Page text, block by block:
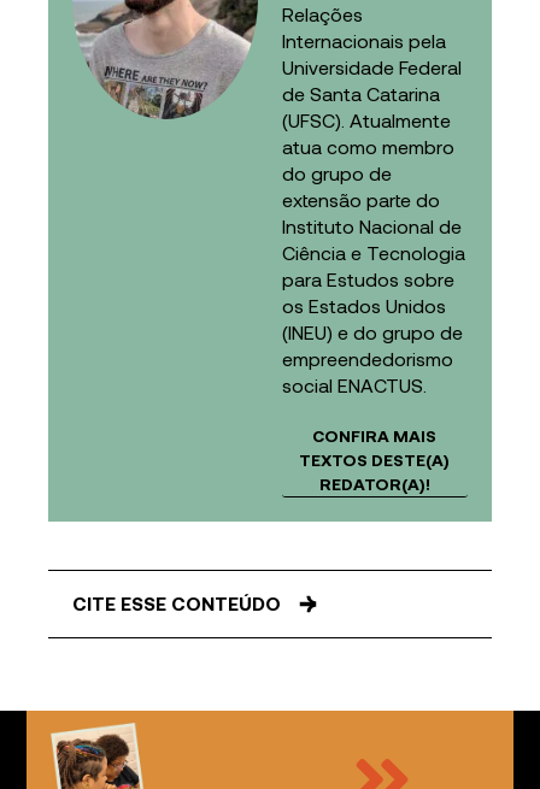
Relações
Internacionais pela
Universidade Federal
de Santa Catarina
(UFSC). Atualmente
atua como membro
do grupo de
extensão parte do
Instituto Nacional de
Ciência e Tecnologia
para Estudos sobre
os Estados Unidos
(INEU) e do grupo de
empreendedorismo
social ENACTUS.
CONFIRA MAIS
TEXTOS DESTE(A)
REDATOR(A)!
CITE ESSE CONTEÚDO